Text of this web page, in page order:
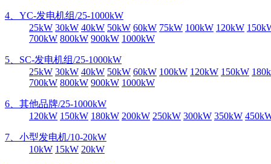
4、YC-发电机组/25-1000kW
25kW 30kW 40kW 50kW 60kW 75kW 100kW 120kW
700kW 800kW 900kW 1000kW
5、SC-发电机组/25-1000kW
25kW 30kW 40kW 50kW 60kW 100kW 120kW 150kW
700kW 800kW 900kW 1000kW
6、其他品牌/25-1000kW
120kW 150kW 180kW 200kW 250kW 300kW 350kW
7、小型发电机/10-20kW
10kW 15kW 20kW